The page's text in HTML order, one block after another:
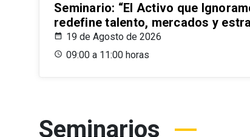
Seminario: “El Activo que
redefine talento, mercados y
19 de Agosto de 2026
09:00 a 11:00 horas
Seminarios